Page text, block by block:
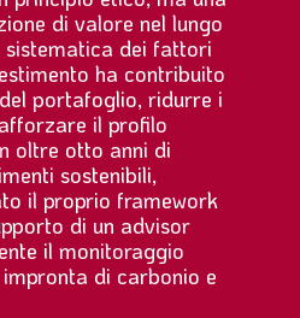
di valore nel lungo
sistematica dei fattori
ha contribuito
portafoglio, ridurre i
il profilo
oltre otto anni di
sostenibili,
il proprio framework
di un advisor
il monitoraggio
di carbonio e